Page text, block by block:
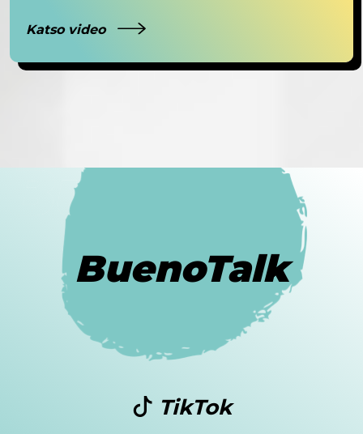
Katso video
BuenoTalk
TikTok